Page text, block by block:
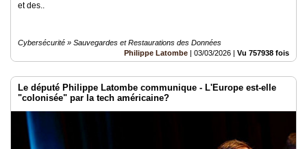
et des..
Cybersécurité » Sauvegardes et Restaurations des Données
Philippe Latombe | 03/03/2026 | Vu 757938 fois
Le député Philippe Latombe communique - L'Europe est-elle
"colonisée" par la tech américaine?